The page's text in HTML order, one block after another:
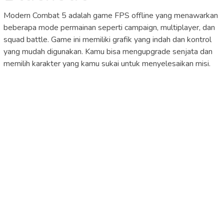
Modern Combat 5 adalah game FPS offline yang menawarkan
beberapa mode permainan seperti campaign, multiplayer, dan
squad battle. Game ini memiliki grafik yang indah dan kontrol
yang mudah digunakan. Kamu bisa mengupgrade senjata dan
memilih karakter yang kamu sukai untuk menyelesaikan misi.